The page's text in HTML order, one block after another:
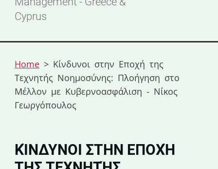
Cyprus
Home > Κίνδυνοι στην Εποχή της
Τεχνητής Νοημοσύνης: Πλοήγηση στο
Μέλλον με Κυβερνοασφάλιση - Νίκος
Γεωργόπουλος
ΚΊΝΔΥΝΟΙ ΣΤΗΝ ΕΠΟΧΉ